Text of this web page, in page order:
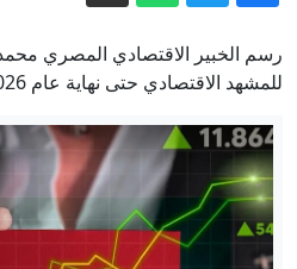
حسام لوقا:
الأسد عبر
فجر الأحد..
اندلع
"تصلنا فتيات
رسم الخبير الاقتصادي المصري
للمشهد الاقتصادي حتى نهاية عام 2026.